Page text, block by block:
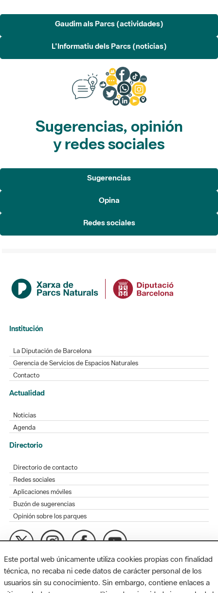
Gaudim als Parcs (actividades)
L'Informatiu dels Parcs (noticias)
Sugerencias, opinión
y redes sociales
Sugerencias
Opina
Redes sociales
Institución
La Diputación de Barcelona
Gerencia de Servicios de Espacios Naturales
Contacto
Actualidad
Noticias
Agenda
Directorio
Directorio de contacto
Redes sociales
Aplicaciones móviles
Buzón de sugerencias
Opinión sobre los parques
MAPA WEB AVISO LEGAL ACCESIBILIDAD
Diputación de Barcelona. Edifici Llacuna, 1a planta. Badajoz, 49.
Este portal web únicamente utiliza cookies propias con finalidad
técnica, no recaba ni cede datos de carácter personal de los
usuarios sin su conocimiento. Sin embargo, contiene enlaces a